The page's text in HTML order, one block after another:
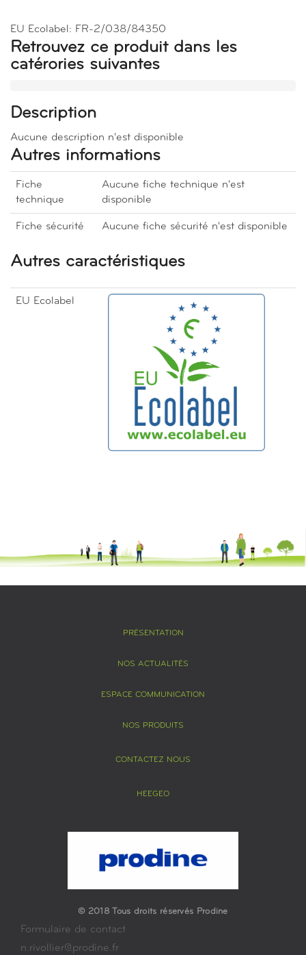
EU Ecolabel: FR-2/038/84350
Retrouvez ce produit dans les
catérories suivantes
Description
Aucune description n'est disponible
Autres informations
Fiche
technique
Aucune fiche technique n'est
disponible
Fiche sécurité Aucune fiche sécurité n'est disponible
Autres caractéristiques
EU Ecolabel
PRÉSENTATION
NOS ACTUALITÉS
ESPACE COMMUNICATION
NOS PRODUITS
CONTACTEZ NOUS
HEEGEO
© 2018 Tous droits réservés Prodine
Formulaire de contact
n.rivollier@prodine.fr